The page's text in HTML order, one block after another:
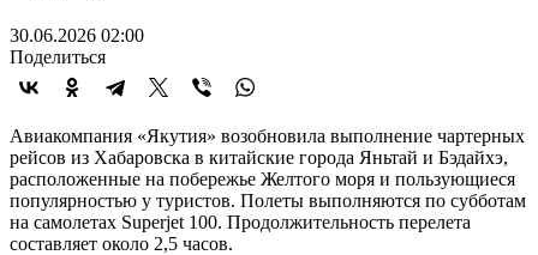
30.06.2026 02:00
Поделиться
Авиакомпания «Якутия» возобновила выполнение чартерных
рейсов из Хабаровска в китайские города Яньтай и Бэдайхэ,
расположенные на побережье Желтого моря и пользующиеся
популярностью у туристов. Полеты выполняются по субботам
на самолетах Superjet 100. Продолжительность перелета
составляет около 2,5 часов.